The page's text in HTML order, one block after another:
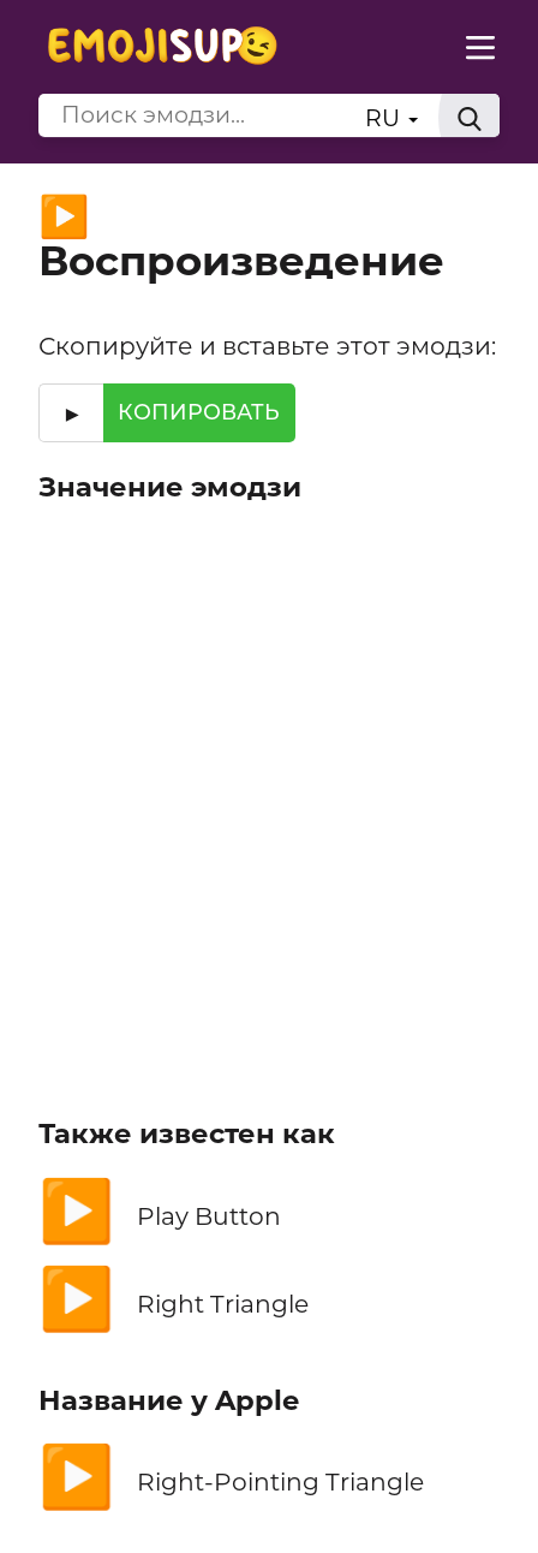
RU
▶️
Воспроизведение
Скопируйте и вставьте этот эмодзи:
▶️ КОПИРОВАТЬ
Значение эмодзи
Также известен как
▶️ Play Button
▶️ Right Triangle
Название у Apple
▶️ Right-Pointing Triangle